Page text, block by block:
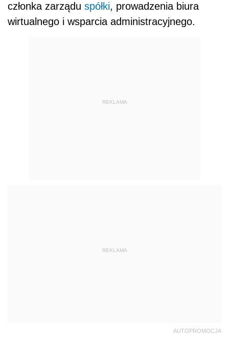
członka zarządu spółki, prowadzenia biura
wirtualnego i wsparcia administracyjnego.
REKLAMA
REKLAMA
AUTOPROMOCJA